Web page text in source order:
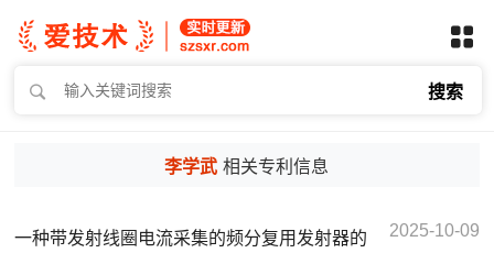
搜索
李学武 相关专利信息
一种带发射线圈电流采集的频分复用发射器的
2025-10-09